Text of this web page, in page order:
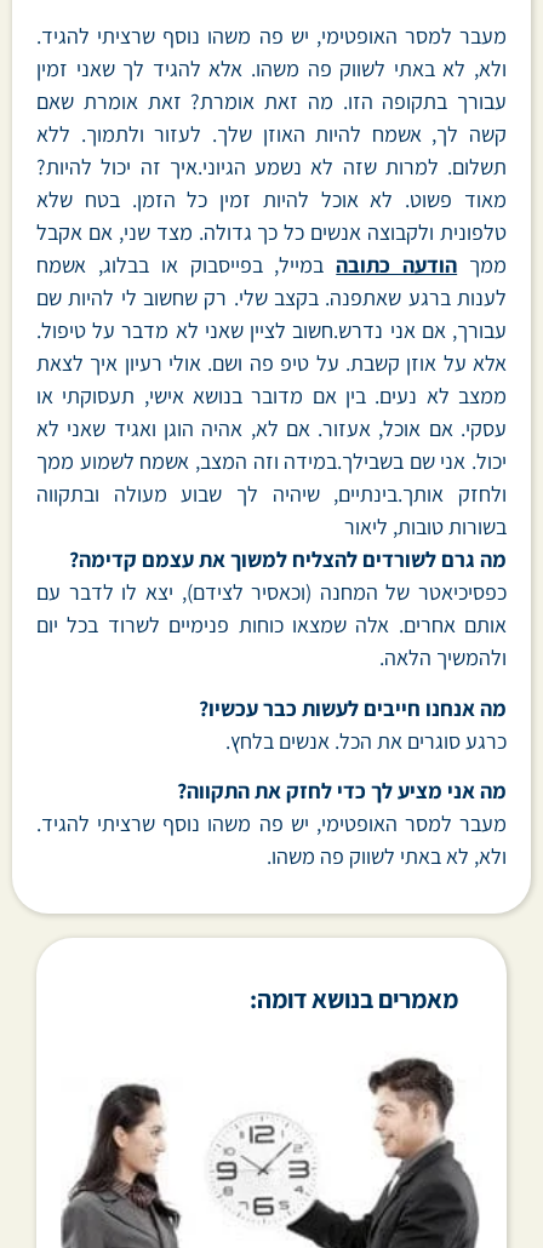
מעבר למסר האופטימי, יש פה משהו נוסף שרציתי להגיד.
ולא, לא באתי לשווק פה משהו. אלא להגיד לך שאני זמין
עבורך בתקופה הזו. מה זאת אומרת? זאת אומרת שאם
קשה לך, אשמח להיות האוזן שלך. לעזור ולתמוך. ללא
תשלום. למרות שזה לא נשמע הגיוני.איך זה יכול להיות?
מאוד פשוט. לא אוכל להיות זמין כל הזמן. בטח שלא
טלפונית ולקבוצה אנשים כל כך גדולה. מצד שני, אם אקבל
ממך הודעה כתובהבמייל, בפייסבוק או בבלוג, אשמח
לענות ברגע שאתפנה. בקצב שלי. רק שחשוב לי להיות שם
עבורך, אם אני נדרש.חשוב לציין שאני לא מדבר על טיפול.
אלא על אוזן קשבת. על טיפ פה ושם. אולי רעיון איך לצאת
ממצב לא נעים. בין אם מדובר בנושא אישי, תעסוקתי או
עסקי. אם אוכל, אעזור. אם לא, אהיה הוגן ואגיד שאני לא
יכול. אני שם בשבילך.במידה וזה המצב, אשמח לשמוע ממך
ולחזק אותך.בינתיים, שיהיה לך שבוע מעולה ובתקווה
בשורות טובות, ליאור
מה גרם לשורדים להצליח למשוך את עצמם קדימה?
כפסיכיאטר של המחנה (וכאסיר לצידם), יצא לו לדבר עם
אותם אחרים. אלה שמצאו כוחות פנימיים לשרוד בכל יום
ולהמשיך הלאה.
מה אנחנו חייבים לעשות כבר עכשיו?
כרגע סוגרים את הכל. אנשים בלחץ.
מה אני מציע לך כדי לחזק את התקווה?
מעבר למסר האופטימי, יש פה משהו נוסף שרציתי להגיד.
ולא, לא באתי לשווק פה משהו.
מאמרים בנושא דומה: